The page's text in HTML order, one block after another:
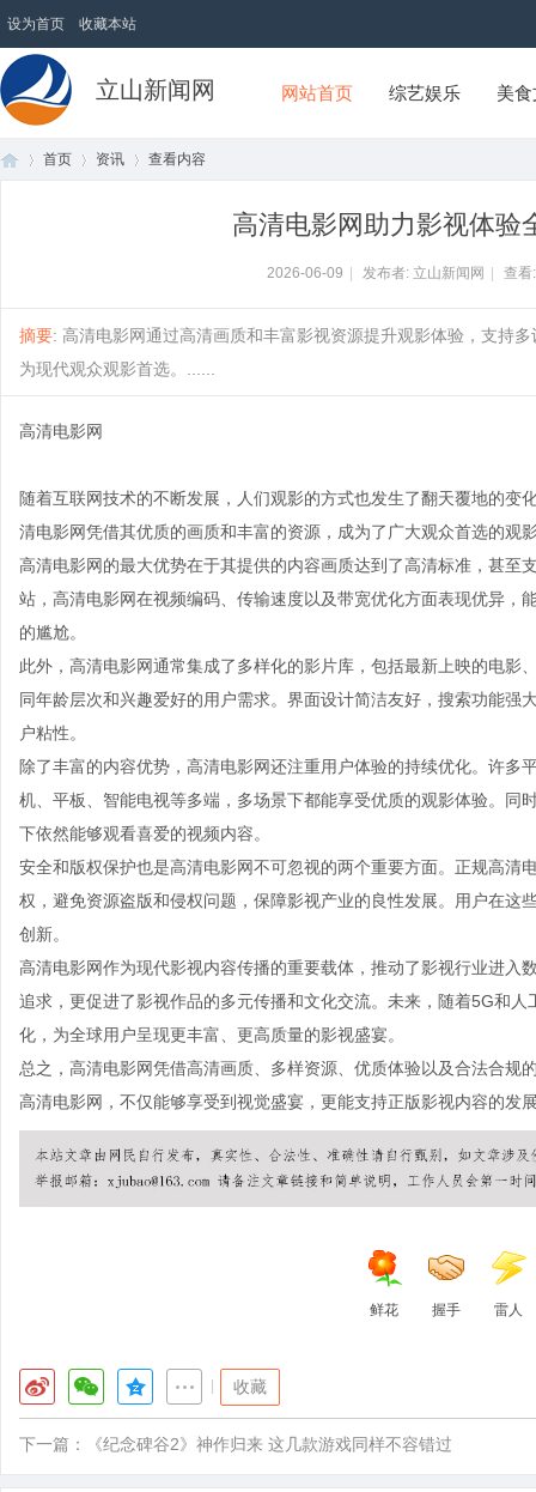
设为首页 收藏本站
立山新闻网 网站首页 综艺娱乐 美
首页 资讯 查看内容
高清电影网助力影视体验
2026-06-09 发布者: 立山新闻网 查
摘要: 高清电影网通过高清画质和丰富影视资源提升观影体验，支持
为现代观众观影首选。......
高清电影网
随着互联网技术的不断发展，人们观影的方式也发生了翻天覆地的
清电影网凭借其优质的画质和丰富的资源，成为了广大观众首选的观
高清电影网的最大优势在于其提供的内容画质达到了高清标准，甚至
站，高清电影网在视频编码、传输速度以及带宽优化方面表现优异，
的尴尬。
此外，高清电影网通常集成了多样化的影片库，包括最新上映的电
同年龄层次和兴趣爱好的用户需求。界面设计简洁友好，搜索功能
户粘性。
除了丰富的内容优势，高清电影网还注重用户体验的持续优化。许
机、平板、智能电视等多端，多场景下都能享受优质的观影体验。同
下依然能够观看喜爱的视频内容。
安全和版权保护也是高清电影网不可忽视的两个重要方面。正规高清
权，避免资源盗版和侵权问题，保障影视产业的良性发展。用户在这
创新。
高清电影网作为现代影视内容传播的重要载体，推动了影视行业进入
追求，更促进了影视作品的多元传播和文化交流。未来，随着5G和
化，为全球用户呈现更丰富、更高质量的影视盛宴。
总之，高清电影网凭借高清画质、多样资源、优质体验以及合法合
高清电影网，不仅能够享受到视觉盛宴，更能支持正版影视内容的发
鲜花 握手 雷人
收藏
下一篇： 《纪念碑谷2》神作归来 这几款游戏同样不容错过